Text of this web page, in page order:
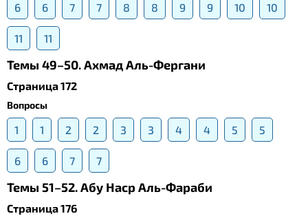
6 6 7 7 8 8 9 9 10 10
11 11
Темы 49–50. Ахмад Аль-Фергани
Страница 172
Вопросы
1 1 2 2 3 3 4 4 5 5
6 6 7 7
Темы 51–52. Абу Наср Аль-Фараби
Страница 176